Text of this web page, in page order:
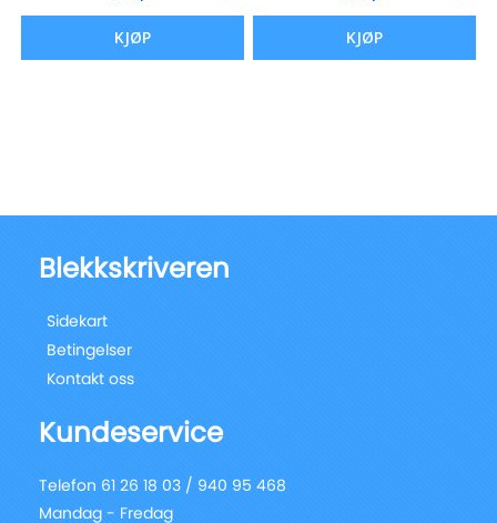
KJØP KJØP
Blekkskriveren
Sidekart
Betingelser
Kontakt oss
Kundeservice
Telefon 61 26 18 03 / 940 95 468
Mandag - Fredag